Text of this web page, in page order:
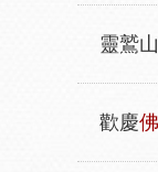
靈鷲
歡慶